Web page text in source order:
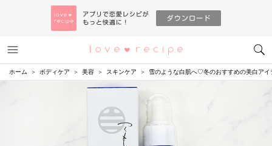
恋愛レシピ
ホーム ボディケア 美容 スキンケア 雪のような白肌へ♡冬のおすすめの美白アイ